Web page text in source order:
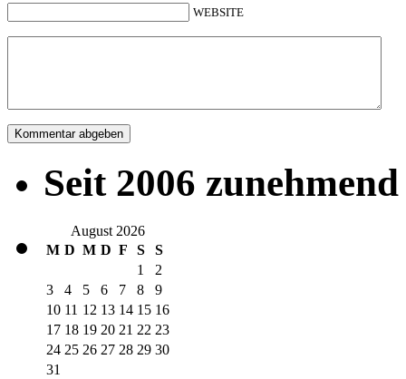
WEBSITE
Seit 2006
August 2026
M D M D F S
S
1
2
3
4 5 6 7 8
9
10 11 12 13 14 15 16
17 18 19 20 21 22 23
24 25 26 27 28 29 30
31